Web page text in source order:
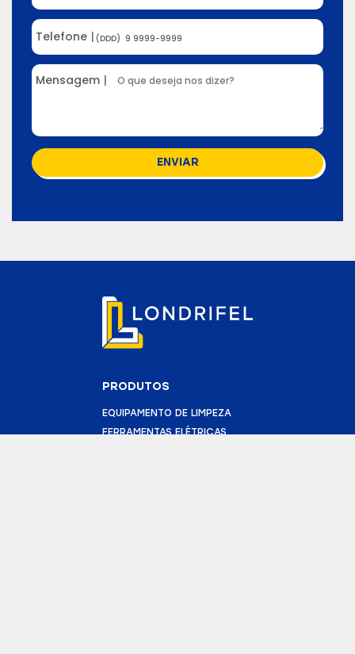
Telefone |
Mensagem |
ENVIAR
PRODUTOS
EQUIPAMENTO DE LIMPEZA
FERRAMENTAS ELÉTRICAS